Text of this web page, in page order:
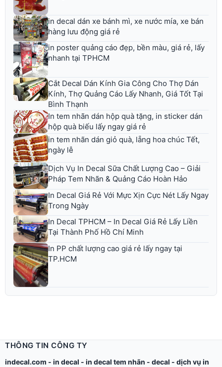
in decal dán xe bánh mì, xe nước mía, xe bán
hàng lưu động giá rẻ
in poster quảng cáo đẹp, bền màu, giá rẻ, lấy
nhanh tại TPHCM
Cắt Decal Dán Kính Gia Công Cho Thợ Dán
Kính, Thợ Quảng Cáo Lấy Nhanh, Giá Tốt Tại
Bình Thạnh
In tem nhãn dán hộp quà tặng, in sticker dán
hộp quà biếu lấy ngay giá rẻ
in tem nhãn dán giỏ quà, lẵng hoa chúc Tết,
ngày lễ
Dịch Vụ In Decal Sữa Chất Lượng Cao – Giải
Pháp Tem Nhãn & Quảng Cáo Hoàn Hảo
In Decal Giá Rẻ Với Mực Xịn Cực Nét Lấy Ngay
Trong Ngày
In Decal TPHCM – In Decal Giá Rẻ Lấy Liền
Tại Thành Phố Hồ Chí Minh
In PP chất lượng cao giá rẻ lấy ngay tại
TP.HCM
THÔNG TIN CÔNG TY
indecal.com - in decal - in decal tem nhãn - decal - dịch vụ in